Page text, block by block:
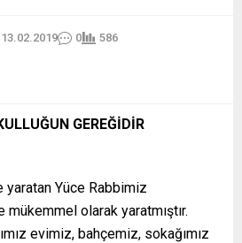
13.02.2019 0 586
GEREĞİDİR
yaratan Yüce Rabbimiz
mükemmel olarak yaratmıştır.
evimiz, bahçemiz, sokağımız